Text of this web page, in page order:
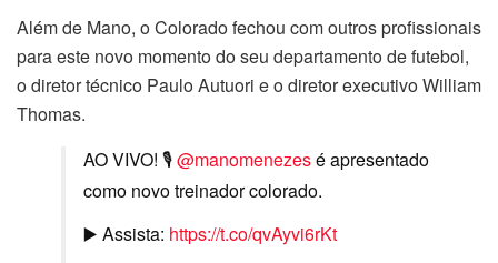
Além de Mano, o Colorado fechou com outros profissionais
para este novo momento do seu departamento de futebol,
o diretor técnico Paulo Autuori e o diretor executivo William
Thomas.
AO VIVO! 🎙@manomenezesé apresentado
como novo treinador colorado.
▶️ Assista: https://t.co/qvAyvi6rKt